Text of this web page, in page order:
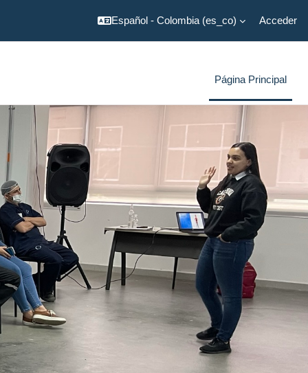
Español - Colombia ‎(es_co)‎ Acceder
Página Principal